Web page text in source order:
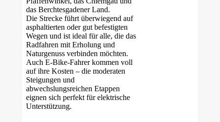
das Berchtesgadener Land.
Die Strecke führt überwiegend auf
asphaltierten oder gut befestigten
Wegen und ist ideal für alle, die das
Radfahren mit Erholung und
Naturgenuss verbinden möchten.
Auch E-Bike-Fahrer kommen voll
auf ihre Kosten – die moderaten
Steigungen und
abwechslungsreichen Etappen
eignen sich perfekt für elektrische
Unterstützung.